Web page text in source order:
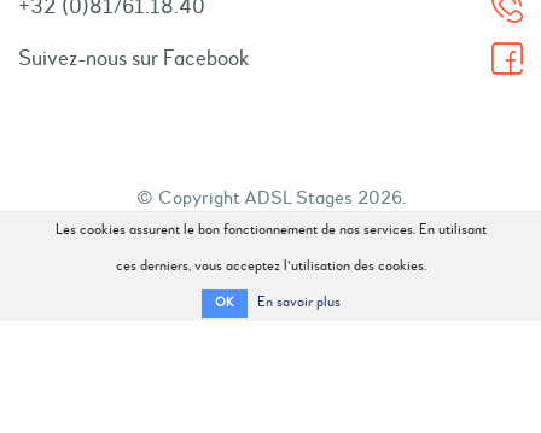
Les cookies assurent le bon fonctionnement de nos services. En utilisant
ces derniers, vous acceptez l'utilisation des cookies.
OK En savoir plus
+32 (0)81/61.18.40
Suivez-nous sur Facebook
© Copyright ADSL Stages 2026.
Tous droits réservés.